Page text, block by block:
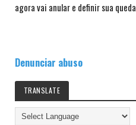
agora vai anular e definir sua queda
Denunciar abuso
TRANSLATE